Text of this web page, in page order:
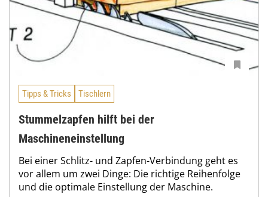
Tipps & Tricks Tischlern
Stummelzapfen hilft bei der
Maschineneinstellung
Bei einer Schlitz- und Zapfen-Verbindung geht es
vor allem um zwei Dinge: Die richtige Reihenfolge
und die optimale Einstellung der Maschine.